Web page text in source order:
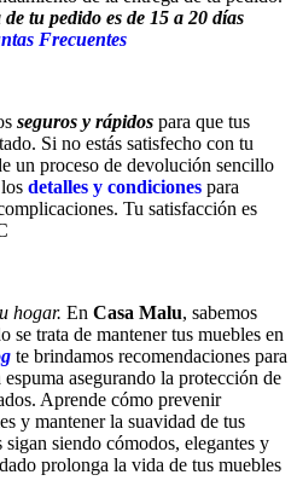
tu pedido es de 15 a 20 días
Frecuentes
seguros y rápidos para que tus
Si no estás satisfecho con tu
un proceso de devolución sencillo
detalles y condiciones para
Tu satisfacción es
hogar. En Casa Malu, sabemos
se trata de mantener tus muebles en
te brindamos recomendaciones para
asegurando la protección de
Aprende cómo prevenir
y mantener la suavidad de tus
sigan siendo cómodos, elegantes y
prolonga la vida de tus muebles